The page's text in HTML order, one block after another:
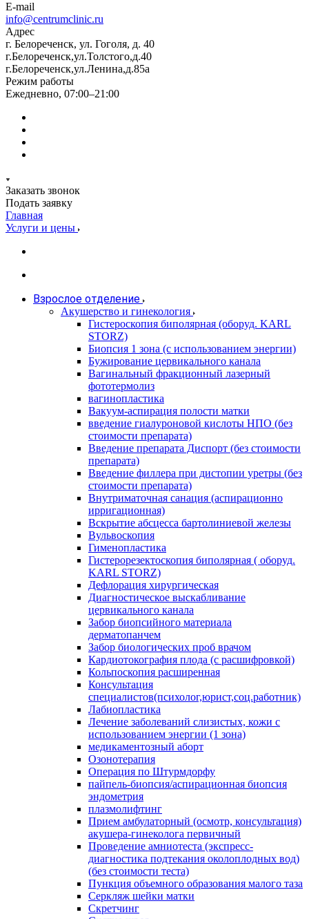
E-mail
info@centrumclinic.ru
Адрес
г. Белореченск, ул. Гоголя, д. 40
г.Белореченск,ул.Толстого,д.40
г.Белореченск,ул.Ленина,д.85а
Режим работы
Ежедневно, 07:00–21:00
Заказать звонок
Подать заявку
Главная
Услуги и цены
Взрослое отделение
Акушерство и гинекология
Гистероскопия биполярная (оборуд. KARL
STORZ)
Биопсия 1 зона (с использованием энергии)
Бужирование цервикального канала
Вагинальный фракционный лазерный
фототермолиз
вагинопластика
Вакуум-аспирация полости матки
введение гиалуроновой кислоты НПО (без
стоимости препарата)
Введение препарата Диспорт (без стоимости
препарата)
Введение филлера при дистопии уретры (без
стоимости препарата)
Внутриматочная санация (аспирационно
ирригационная)
Вскрытие абсцесса бартолиниевой железы
Вульвоскопия
Гименопластика
Гистерорезектоскопия биполярная ( оборуд.
KARL STORZ)
Дефлорация хирургическая
Диагностическое выскабливание
цервикального канала
Забор биопсийного материала
дерматопанчем
Забор биологических проб врачом
Кардиотокография плода (с расшифровкой)
Кольпоскопия расширенная
Консультация
специалистов(психолог,юрист,соц.работник)
Лабиопластика
Лечение заболеваний слизистых, кожи с
использованием энергии (1 зона)
медикаментозный аборт
Озонотерапия
Операция по Штурмдорфу
пайпель-биопсия/аспирационная биопсия
эндометрия
плазмолифтинг
Прием амбулаторный (осмотр, консультация)
акушера-гинеколога первичный
Проведение амниотеста (экспресс-
диагностика подтекания околоплодных вод)
(без стоимости теста)
Пункция объемного образования малого таза
Серкляж шейки матки
Скретчинг